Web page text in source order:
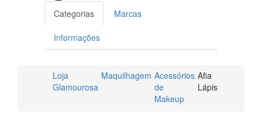
Categorias Marcas
Informações
Loja
Glamourosa
Maquilhagem Acessórios
de
Makeup
Afia
Lápis